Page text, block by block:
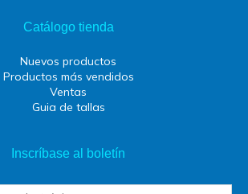
Catálogo tienda
Nuevos productos
Productos más vendidos
Ventas
Guia de tallas
Inscríbase al boletín